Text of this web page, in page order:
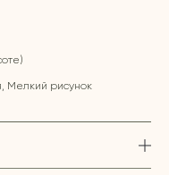
Мелкий рисунок